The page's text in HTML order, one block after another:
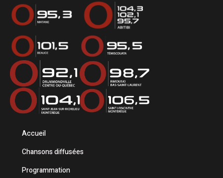
Accueil
Chansons diffusées
Programmation